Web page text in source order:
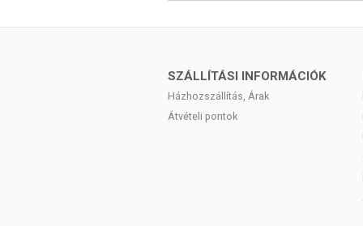
Víz, Propylene Glycol, Alcohol Denat.,
Ethylparaben, Butylparaben,
Cinnamal, Hydroxycitronellal,
Minőségét megőrzi: Lásd a
SZÁLLÍTÁSI INFORMÁCIÓK
Házhozszállítás, Árak
Átvételi pontok